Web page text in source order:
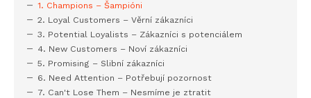
1. Champions – Šampióni
2. Loyal Customers – Věrní zákazníci
3. Potential Loyalists – Zákazníci s potenciálem
4. New Customers – Noví zákazníci
5. Promising – Slibní zákazníci
6. Need Attention – Potřebují pozornost
7. Can't Lose Them – Nesmíme je ztratit